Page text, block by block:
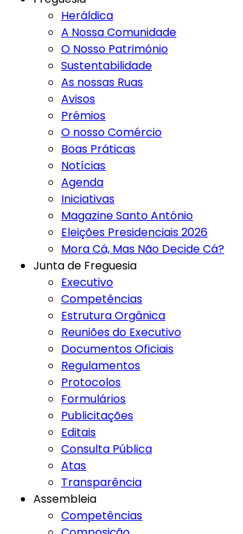
Heráldica
A Nossa Comunidade
O Nosso Património
Sustentabilidade
As nossas Ruas
Avisos
Prémios
O nosso Comércio
Boas Práticas
Notícias
Agenda
Iniciativas
Magazine Santo António
Eleições Presidenciais 2026
Mora Cá, Mas Não Decide Cá?
Junta de Freguesia
Executivo
Competências
Estrutura Orgânica
Reuniões do Executivo
Documentos Oficiais
Regulamentos
Protocolos
Formulários
Publicitações
Editais
Consulta Pública
Atas
Transparência
Assembleia
Competências